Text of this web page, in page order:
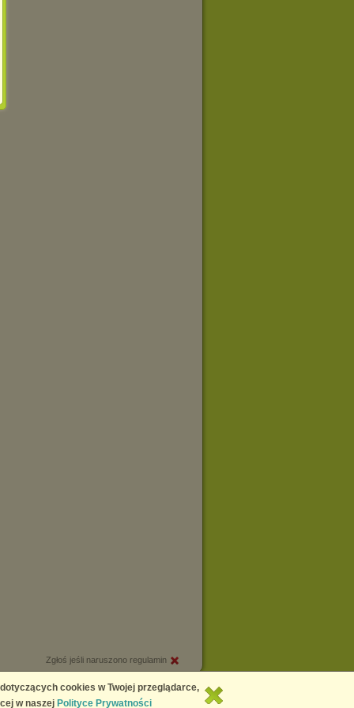
Zgłoś jeśli naruszono regulamin
Copyright © 2026Chomikuj.pl
cookies w Twojej przeglądarce,
w naszej Polityce Prywatności